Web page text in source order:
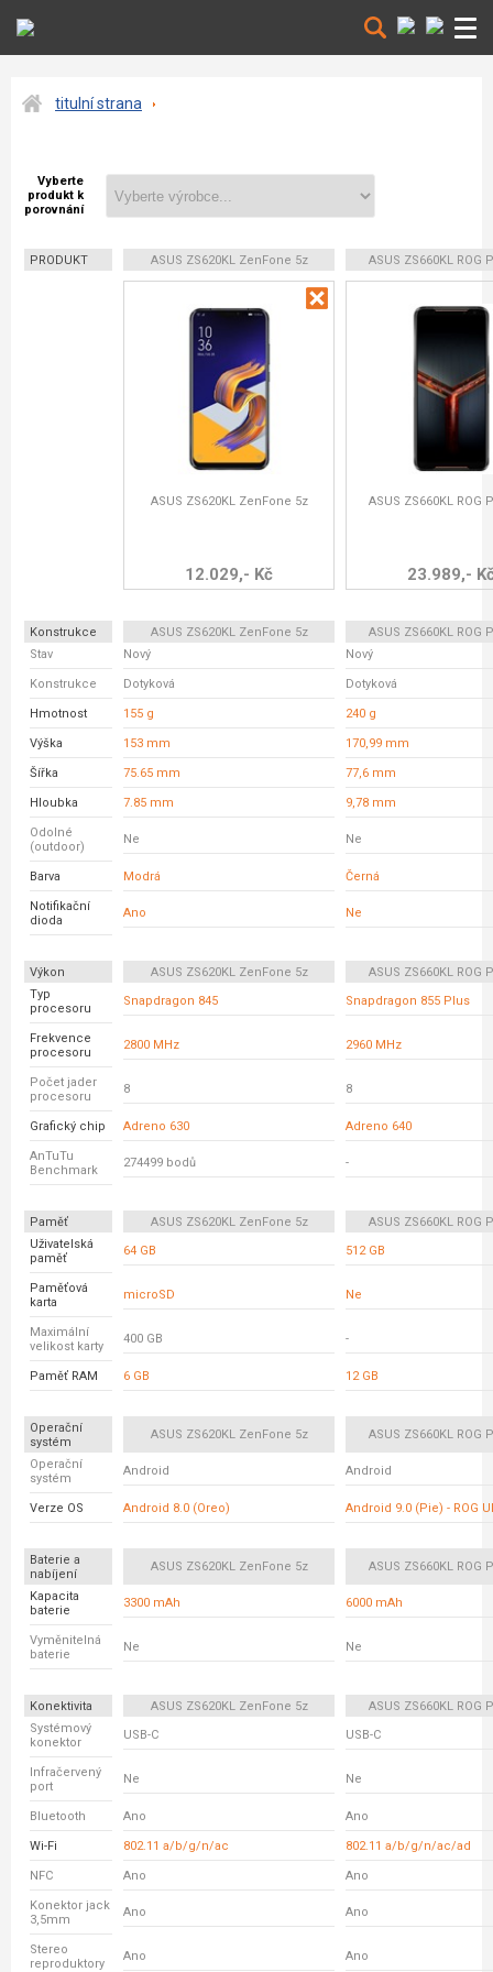
titulní strana
Vyberte
produkt k
porovnání
PRODUKT ASUS ZS620KL ZenFone 5z ASUS ZS660KL ROG
ASUS ZS620KL ZenFone 5z
12.029,- Kč
ASUS ZS660KL ROG
23.989,-
Konstrukce ASUS ZS620KL ZenFone 5z
ASUS ZS660KL ROG
Stav
Nový Nový
Konstrukce Dotyková Dotyková
Hmotnost 155 g 240 g
Výška 153 mm 170,99 mm
Šířka 75.65 mm 77,6 mm
Hloubka 7.85 mm 9,78 mm
Odolné
(outdoor)
Ne Ne
Barva Modrá Černá
Notifikační
dioda
Ano Ne
Výkon ASUS ZS620KL ZenFone 5z
ASUS ZS660KL ROG
Typ
procesoru
Snapdragon 845 Snapdragon 855 Plus
Frekvence
procesoru
2800 MHz 2960 MHz
Počet jader
procesoru
8 8
Grafický chip Adreno 630 Adreno 640
AnTuTu
Benchmark
274499 bodů -
Paměť ASUS ZS620KL ZenFone 5z
ASUS ZS660KL ROG
Uživatelská
paměť
64 GB 512 GB
Paměťová
karta
microSD Ne
Maximální
velikost karty
400 GB -
Paměť RAM 6 GB 12 GB
Operační
systém
ASUS ZS620KL ZenFone 5z ASUS ZS660KL ROG
Operační
systém
Android Android
Verze OS Android 8.0 (Oreo) Android 9.0 (Pie) - ROG UI
Baterie a
nabíjení
ASUS ZS620KL ZenFone 5z ASUS ZS660KL ROG
Kapacita
baterie
3300 mAh 6000 mAh
Vyměnitelná
baterie
Ne Ne
Konektivita ASUS ZS620KL ZenFone 5z
ASUS ZS660KL ROG
Systémový
konektor
USB-C USB-C
Infračervený
port
Ne Ne
Bluetooth Ano Ano
Wi-Fi 802.11 a/b/g/n/ac 802.11 a/b/g/n/ac/ad
NFC Ano Ano
Konektor jack
3,5mm
Ano Ano
Stereo
reproduktory
Ano Ano